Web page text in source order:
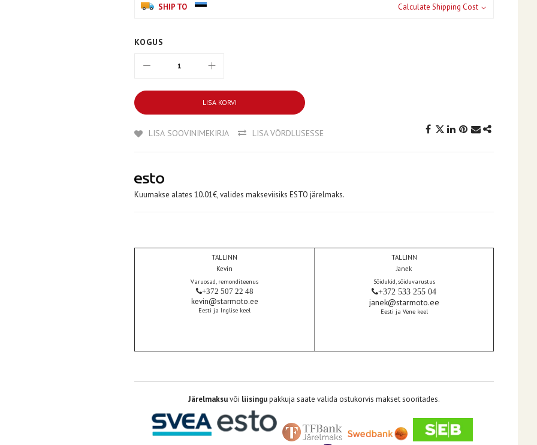
SHIP TO Calculate Shipping Cost
KOGUS
LISA KORVI
LISA SOOVINIMEKIRJA LISA VÕRDLUSESSE
Kuumakse alates 10.01€, valides makseviisiks ESTO järelmaks.
TALLINN
Kevin
Varuosad, remonditeenus
+372 507 22 48
kevin@starmoto.ee
Eesti ja Inglise keel
TALLINN
Janek
Sõidukid, sõiduvarustus
+372 533 255 04
janek@starmoto.ee
Eesti ja Vene keel
Järelmaksuvõi liisingupakkuja saate valida ostukorvis makset sooritades.